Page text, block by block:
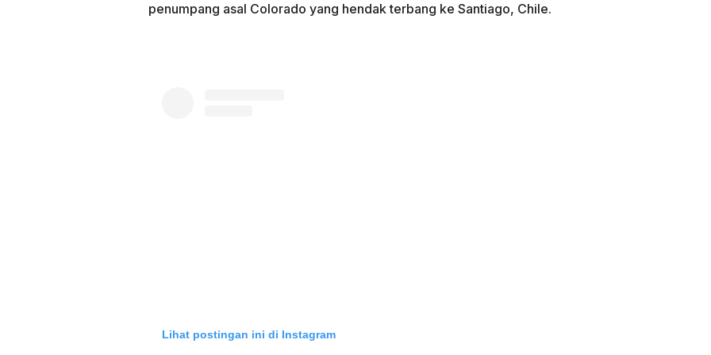
penumpang asal Colorado yang hendak terbang ke Santiago, Chile.
Lihat postingan ini di Instagram